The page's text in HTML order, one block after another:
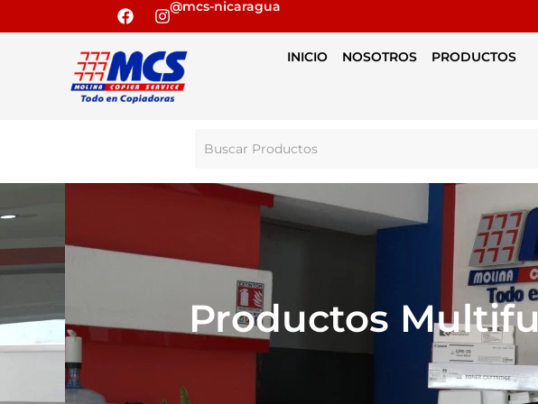
@mcs-nicaragua
INICIO NOSOTROS PRODUCTOS
Productos